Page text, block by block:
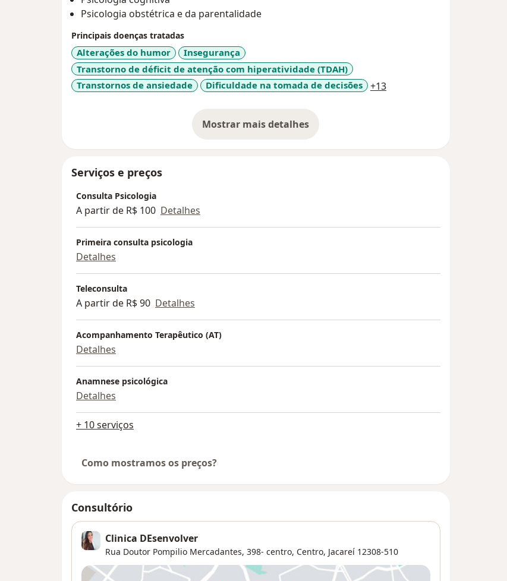
Psicologia obstétrica e da parentalidade
Principais doenças tratadas
Alterações do humor
Insegurança
Transtorno de déficit de atenção com hiperatividade (TDAH)
Transtornos de ansiedade
Dificuldade na tomada de decisões +13a11y_sr_more_diseases
Mostrar mais detalhes
sobre a experiência
Serviços e preços
Consulta Psicologia
A partir de R$ 100 Detalhes
Primeira consulta psicologia
Detalhes
Teleconsulta
A partir de R$ 90 Detalhes
Acompanhamento Terapêutico (AT)
Detalhes
Anamnese psicológica
Detalhes
+ 10 serviços
Como mostramos os preços?
Consultório
Clinica DEsenvolver
Rua Doutor Pompilio Mercadantes, 398- centro, Centro, Jacareí 12308-510